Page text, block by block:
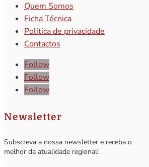
Quem Somos
Ficha Técnica
Política de privacidade
Contactos
Follow
Follow
Follow
Newsletter
Subscreva a nossa newsletter e receba o
melhor da atualidade regional!